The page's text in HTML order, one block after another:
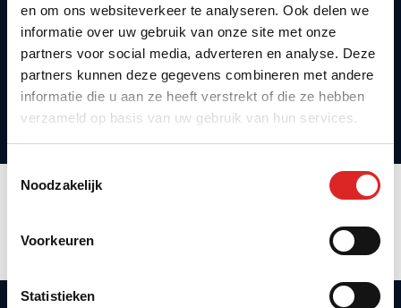
en om ons websiteverkeer te analyseren. Ook delen we
informatie over uw gebruik van onze site met onze
partners voor social media, adverteren en analyse. Deze
partners kunnen deze gegevens combineren met andere
informatie die u aan ze heeft verstrekt of die ze hebben
verzameld op basis van uw gebruik van hun services.
Toestemmingsselectie
Noodzakelijk
Voorkeuren
Statistieken
Doelgroep
Programma
Locatie